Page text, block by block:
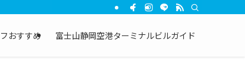
おすすめ 富士山静岡空港ターミナルビルガイド